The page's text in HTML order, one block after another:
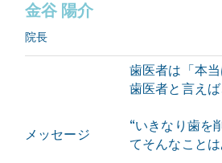
金谷 陽介
院長
メッセージ
歯医者は「本
歯医者と言え
“いきなり歯を
てそんなことは